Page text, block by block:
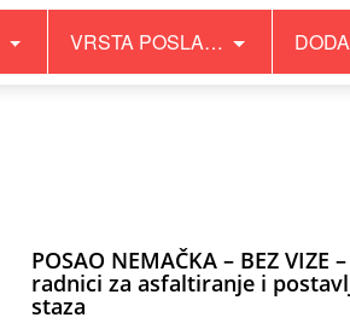
VRSTA POSLA…
POSAO NEMAČKA – BEZ VIZE
radnici za asfaltiranje i
staza